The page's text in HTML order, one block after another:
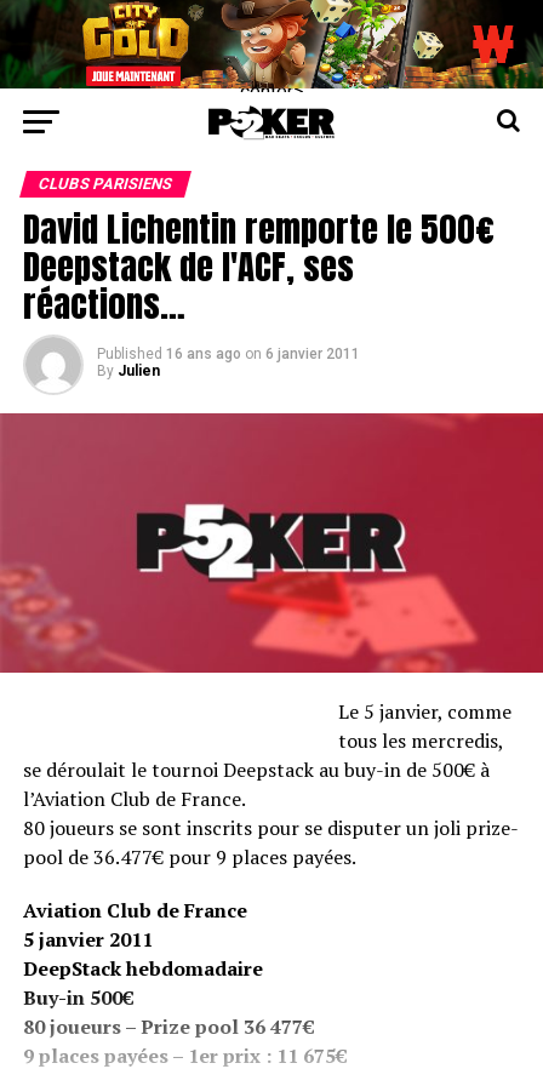
center>
CLUBS PARISIENS
David Lichentin remporte le 500€
Deepstack de l'ACF, ses
réactions…
Published 16 ans ago on 6 janvier 2011
By Julien
Le 5 janvier, comme
tous les mercredis,
se déroulait le tournoi Deepstack au buy-in de 500€ à
l’Aviation Club de France.
80 joueurs se sont inscrits pour se disputer un joli prize-
pool de 36.477€ pour 9 places payées.
Aviation Club de France
5 janvier 2011
DeepStack hebdomadaire
Buy-in 500€
80 joueurs – Prize pool 36 477€
9 places payées – 1er prix : 11 675€